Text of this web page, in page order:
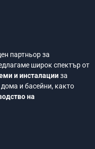
партньор за
широк спектър от
и инсталацииза
дома и басейни, както
на